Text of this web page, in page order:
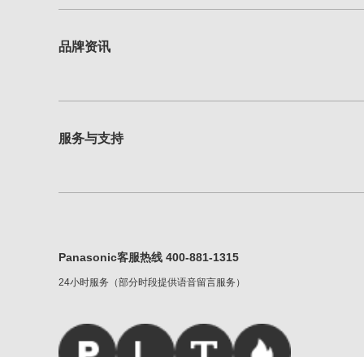
品牌资讯
服务与支持
Panasonic客服热线 400-881-1315
24小时服务（部分时段提供语音留言服务）